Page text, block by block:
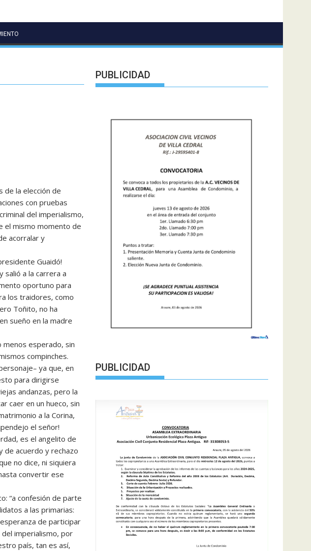
de la elección de
con pruebas
del imperialismo,
el mismo momento de
acorralar y
Guaidó!
salió a la carrera a
oportuno para
los traidores, como
Toñito, no ha
sueño en la madre
esperado, sin
compinches.
ya que, en
para dirigirse
andanzas, pero la
caer en un hueco, sin
a la Corina,
el señor!
es el angelito de
de acuerdo y rechazo
no dice, ni siquiera
convertir ese
“a confesión de parte
a las primarias:
de participar
imperialismo, por
país, tan es así,
PUBLICIDAD
PUBLICIDAD